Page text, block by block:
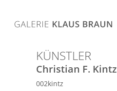
KÜNSTLER
Christian F. Kintz
002kintz